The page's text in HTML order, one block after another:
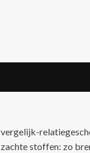
vergelijk-
zachte stoffen: zo